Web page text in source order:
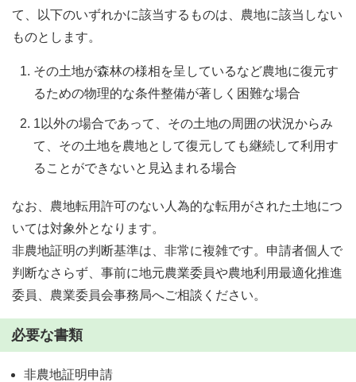
て、以下のいずれかに該当するものは、農地に該当しない
ものとします。
その土地が森林の様相を呈しているなど農地に復元す
るための物理的な条件整備が著しく困難な場合
1以外の場合であって、その土地の周囲の状況からみ
て、その土地を農地として復元しても継続して利用す
ることができないと見込まれる場合
なお、農地転用許可のない人為的な転用がされた土地につ
いては対象外となります。
非農地証明の判断基準は、非常に複雑です。申請者個人で
判断なさらず、事前に地元農業委員や農地利用最適化推進
委員、農業委員会事務局へご相談ください。
必要な書類
非農地証明申請